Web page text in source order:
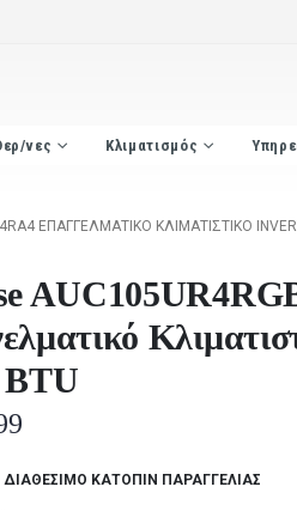
νες Κλιματισμός
ΕΠΑΓΓΕΛΜΑΤΙΚΌ ΚΛΙΜΑΤΙΣΤΙΚΌ
BTU
ΔΙΑΘΈΣΙΜΟ ΚΑΤΌΠΙΝ ΠΑΡΑΓΓΕΛΊΑΣ